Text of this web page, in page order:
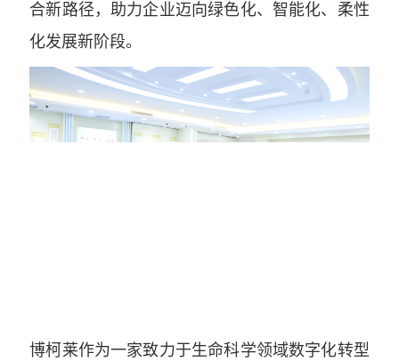
合新路径，助力企业迈向绿色化、智能化、柔性
化发展新阶段。
博柯莱作为一家致力于生命科学领域数字化转型